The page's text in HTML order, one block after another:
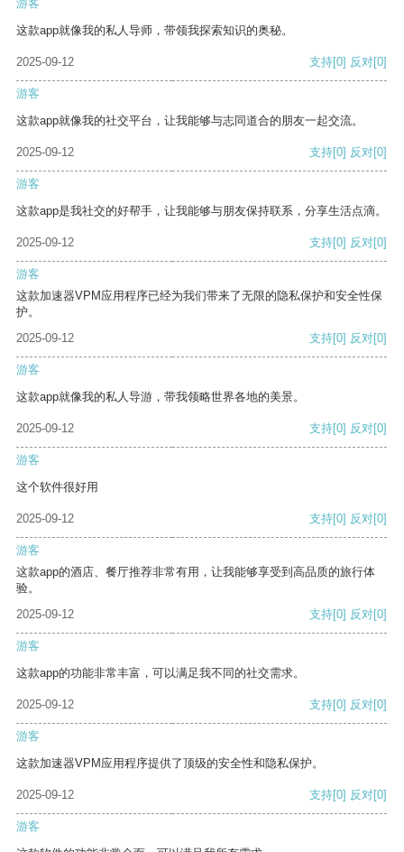
游客
这款app就像我的私人导师，带领我探索知识的奥秘。
2025-09-12 支持[0] 反对[0]
游客
这款app就像我的社交平台，让我能够与志同道合的朋友一起交流。
2025-09-12 支持[0] 反对[0]
游客
这款app是我社交的好帮手，让我能够与朋友保持联系，分享生活点滴。
2025-09-12 支持[0] 反对[0]
游客
这款加速器VPM应用程序已经为我们带来了无限的隐私保护和安全性保
护。
2025-09-12
支持[0] 反对[0]
游客
这款app就像我的私人导游，带我领略世界各地的美景。
2025-09-12 支持[0] 反对[0]
游客
这个软件很好用
2025-09-12 支持[0] 反对[0]
游客
这款app的酒店、餐厅推荐非常有用，让我能够享受到高品质的旅行体
验。
2025-09-12
支持[0] 反对[0]
游客
这款app的功能非常丰富，可以满足我不同的社交需求。
2025-09-12 支持[0] 反对[0]
游客
这款加速器VPM应用程序提供了顶级的安全性和隐私保护。
2025-09-12 支持[0] 反对[0]
游客